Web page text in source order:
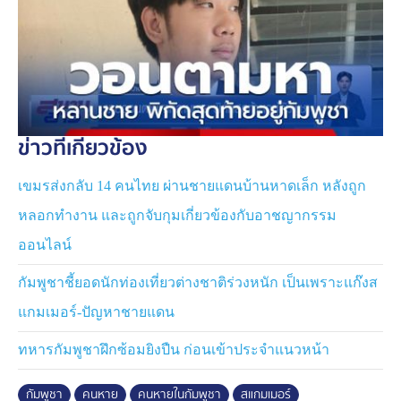
ทำงานแสกมเมอร์ เมื่อเหยื่อหลงเชื่อจะถูกยึดหนังสือเดินทาง
ข่มขู่ไม่ให้หลบหนี บังคับให้ทำงาน หากใครไม่ยอมก็จะใช้
เครื่องช็อตไฟฟ้าทำร้าย นำบัญชีธนาคารไปใช้เป็นบัญชีม้า
พร้อมทั้งมีการใช้ความรุนแรง และเกี่ยวข้องกับเหตุทำร้าย
นักศึกษาชาวเกาหลีใต้ในประเทศเพื่อนบ้านจนเสียชีวิต
ส่วน นายเฉิน สัญชาติจีน ผู้ต้องหาอีกคน ขณะเข้าจับกุมพบ
เสพติด จึงถูกดำเนินคดี
ตำรวจเตรียมส่งตัว นายฮัม เป็นผู้ร้ายข้ามแดนกลับไป
ประเทศต้นทางที่กระทำความผิดต่อไป
ข่าวที่เกี่ยวข้อง
เขมรส่งกลับ 14 คนไทย ผ่านชายแดนบ้านหาดเล็ก หลังถูก
หลอกทำงาน และถูกจับกุมเกี่ยวข้องกับอาชญากรรม
ออนไลน์
กัมพูชาชี้ยอดนักท่องเที่ยวต่างชาติร่วงหนัก เป็นเพราะแก๊งส
แกมเมอร์-ปัญหาชายแดน
ทหารกัมพูชาฝึกซ้อมยิงปืน ก่อนเข้าประจำแนวหน้า
กัมพูชา คนหาย คนหายในกัมพูชา สแกมเมอร์